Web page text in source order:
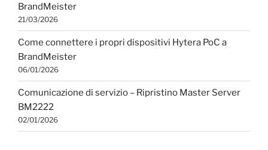
BrandMeister
21/03/2026
Come connettere i propri dispositivi Hytera PoC a
BrandMeister
06/01/2026
Comunicazione di servizio – Ripristino Master Server
BM2222
02/01/2026